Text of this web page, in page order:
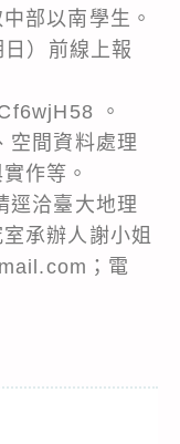
部以南學生。
）前線上報
。
空間資料處理
作等。
逕洽臺大地理
承辦人謝小姐
；電